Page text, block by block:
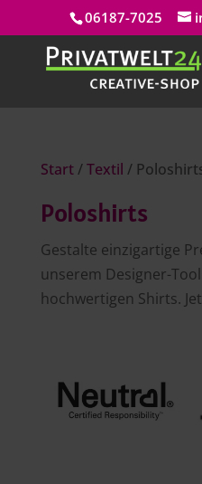
06187-7025
Start/Textil /
Poloshirts
Gestalte einzigartige
unserem Designer-
hochwertigen Shirts.